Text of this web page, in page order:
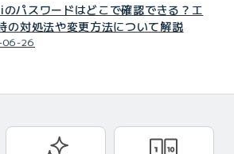
パスワードはどこで確認できる？エ
の対処法や変更方法について解説
06-26